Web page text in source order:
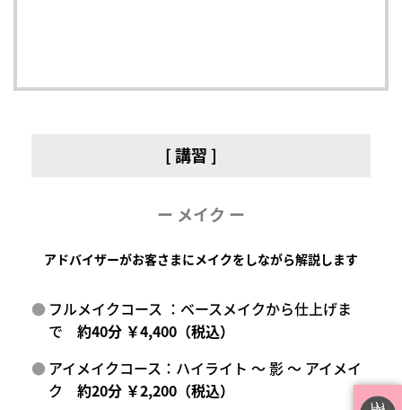
[ 講習 ]
ー メイク ー
アドバイザーがお客さまにメイクをしながら解説します
フルメイクコース ：ベースメイクから仕上げま
で約40分 ￥4,400（税込）
アイメイクコース：ハイライト ～ 影 ～ アイメイ
ク約20分 ￥2,200（税込）